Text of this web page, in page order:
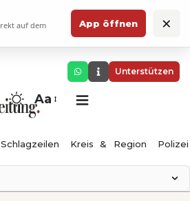
auf dem
App öffnen ×
Unterstützen
Aa
Schlagzeilen Kreis & Region Polizei